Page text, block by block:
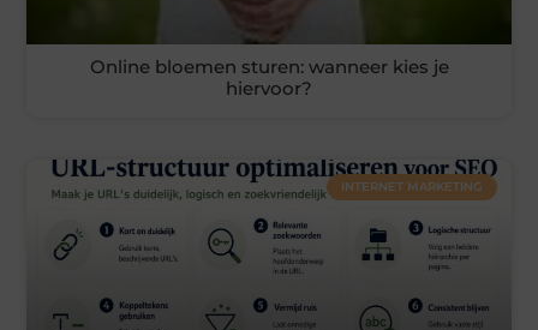
Online bloemen sturen: wanneer kies je
hiervoor?
INTERNET MARKETING